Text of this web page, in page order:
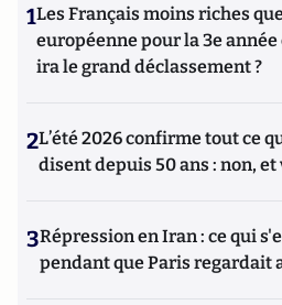
1Les Français moins riches
européenne pour la 3e
ira le grand déclassement ?
2L’été 2026 confirme tout ce
disent depuis 50 ans : non,
3Répression en Iran : ce qui
pendant que Paris regardait